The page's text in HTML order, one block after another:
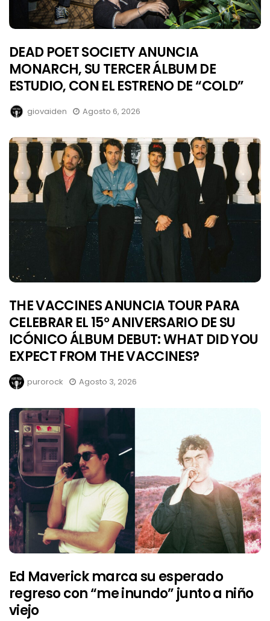
DEAD POET SOCIETY ANUNCIA
MONARCH, SU TERCER ÁLBUM DE
ESTUDIO, CON EL ESTRENO DE “COLD”
giovaiden Agosto 6, 2026
THE VACCINES ANUNCIA TOUR PARA
CELEBRAR EL 15° ANIVERSARIO DE SU
ICÓNICO ÁLBUM DEBUT: WHAT DID YOU
EXPECT FROM THE VACCINES?
purorock Agosto 3, 2026
Ed Maverick marca su esperado
regreso con “me inundo” junto a niño
viejo